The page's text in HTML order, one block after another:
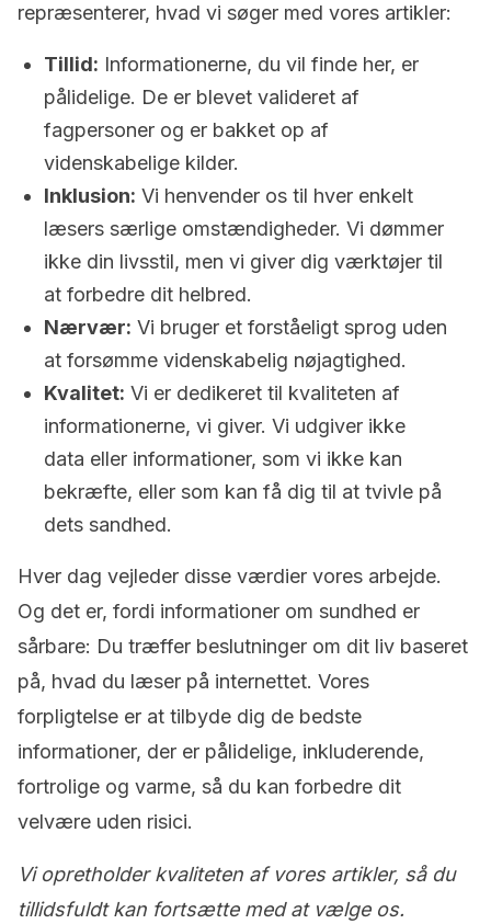
repræsenterer, hvad vi søger med vores artikler:
Tillid: Informationerne, du vil finde her, er
pålidelige. De er blevet valideret af
fagpersoner og er bakket op af
videnskabelige kilder.
Inklusion: Vi henvender os til hver enkelt
læsers særlige omstændigheder. Vi dømmer
ikke din livsstil, men vi giver dig værktøjer til
at forbedre dit helbred.
Nærvær: Vi bruger et forståeligt sprog uden
at forsømme videnskabelig nøjagtighed.
Kvalitet: Vi er dedikeret til kvaliteten af
informationerne, vi giver. Vi udgiver ikke
data eller informationer, som vi ikke kan
bekræfte, eller som kan få dig til at tvivle på
dets sandhed.
Hver dag vejleder disse værdier vores arbejde.
Og det er, fordi informationer om sundhed er
sårbare: Du træffer beslutninger om dit liv baseret
på, hvad du læser på internettet. Vores
forpligtelse er at tilbyde dig de bedste
informationer, der er pålidelige, inkluderende,
fortrolige og varme, så du kan forbedre dit
velvære uden risici.
Vi opretholder kvaliteten af vores artikler, så du
tillidsfuldt kan fortsætte med at vælge os.